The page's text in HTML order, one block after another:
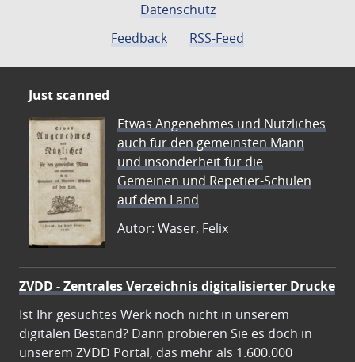
Datenschutz
Feedback
RSS-Feed
Just scanned
Etwas Angenehmes und Nützliches
auch für den gemeinsten Mann
und insonderheit für die
Gemeinen und Repetier-Schulen
auf dem Land
Autor: Waser, Felix
ZVDD - Zentrales Verzeichnis digitalisierter Drucke
Ist Ihr gesuchtes Werk noch nicht in unserem
digitalen Bestand? Dann probieren Sie es doch in
unserem ZVDD Portal, das mehr als 1.600.000